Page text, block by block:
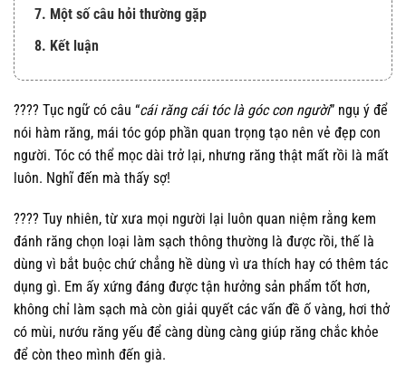
7. Một số câu hỏi thường gặp
8. Kết luận
???? Tục ngữ có câu “cái răng cái tóc là góc con người” ngụ ý để
nói hàm răng, mái tóc góp phần quan trọng tạo nên vẻ đẹp con
người. Tóc có thể mọc dài trở lại, nhưng răng thật mất rồi là mất
luôn. Nghĩ đến mà thấy sợ!
???? Tuy nhiên, từ xưa mọi người lại luôn quan niệm rằng kem
đánh răng chọn loại làm sạch thông thường là được rồi, thế là
dùng vì bắt buộc chứ chẳng hề dùng vì ưa thích hay có thêm tác
dụng gì. Em ấy xứng đáng được tận hưởng sản phẩm tốt hơn,
không chỉ làm sạch mà còn giải quyết các vấn đề ố vàng, hơi thở
có mùi, nướu răng yếu để càng dùng càng giúp răng chắc khỏe
để còn theo mình đến già.